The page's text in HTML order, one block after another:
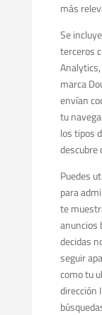
más
Se
terceros
marca
envían
tu
los tipos
descubre
Puedes
para
te
anuncios
decidas
seguir
como tu
dirección